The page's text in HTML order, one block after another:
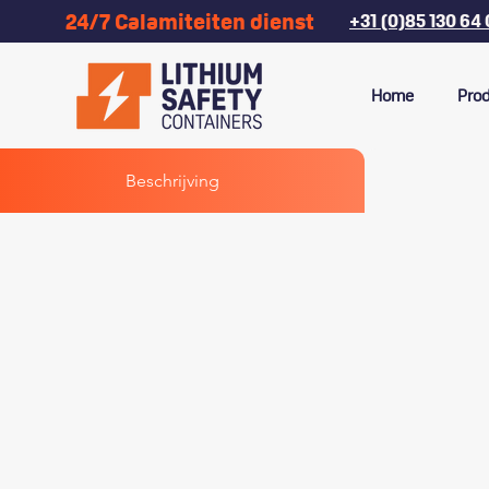
24/7 Calamiteiten dienst +31 (0)85 130 64
Home
Beschrijving